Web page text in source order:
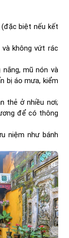
biệt nếu kết
và không vứt rác
mũ nón và
bị áo mưa, kiểm
thẻ ở nhiều nơi;
để có thông
niệm như bánh